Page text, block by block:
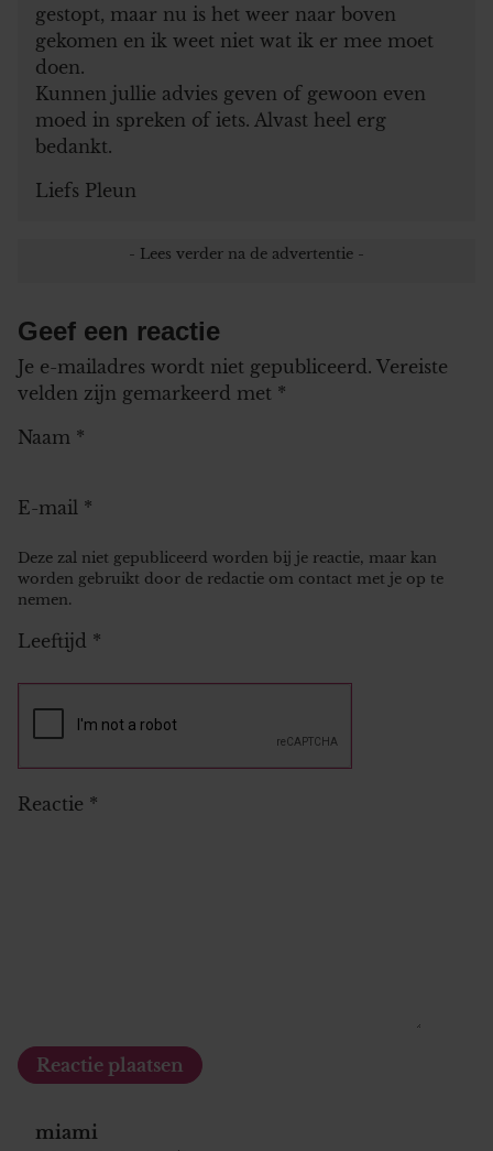
gestopt, maar nu is het weer naar boven
gekomen en ik weet niet wat ik er mee moet
doen.
Kunnen jullie advies geven of gewoon even
moed in spreken of iets. Alvast heel erg
bedankt.
Liefs Pleun
Geef een reactie
Je e-mailadres wordt niet gepubliceerd. Vereiste
velden zijn gemarkeerd met *
Naam *
E-mail *
Deze zal niet gepubliceerd worden bij je reactie, maar kan
worden gebruikt door de redactie om contact met je op te
nemen.
Leeftijd *
Reactie *
miami